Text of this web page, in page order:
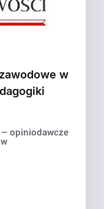
w
opiniodawcze